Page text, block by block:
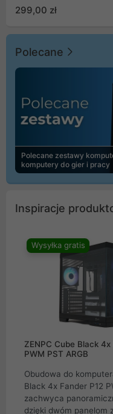
299,00 zł
Polecane
Polecane zestawy
komputery do gier i pracy
Inspiracje
Wysyłka gratis
ZENPC Cube Black 4x
PWM PST ARGB
Obudowa do
Black 4x Fander P12
zachwyca
dzięki dwóm panelom